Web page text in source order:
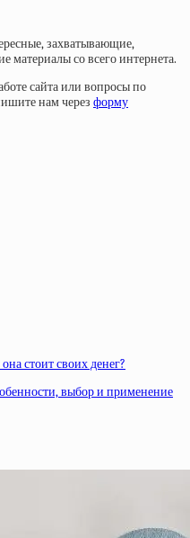
захватывающие,
материалы со всего интернета.
сайта или вопросы по
нам через форму
стоит своих денег?
выбор и применение